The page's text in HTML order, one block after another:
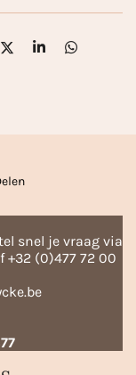
D
S
D
snel je vraag via
+32 (0)477 72 00